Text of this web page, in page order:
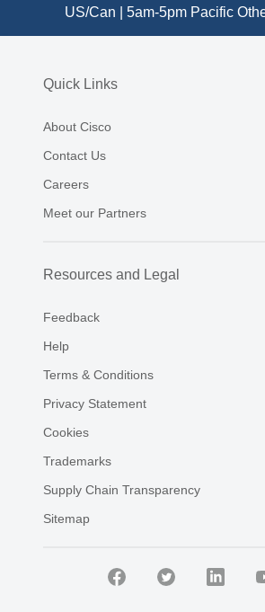
US/Can | 5am-5pm Pacific